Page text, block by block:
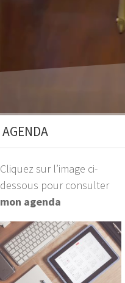
AGENDA
Cliquez sur l’image ci-
dessous pour consulter
mon agenda